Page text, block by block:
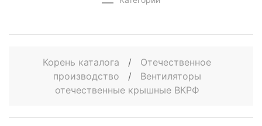
Корень каталога /
Отечественное
производство
/
Вентиляторы
отечественные крышные ВКРФ